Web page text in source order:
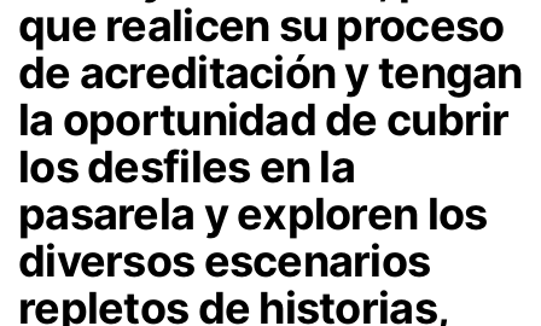
que realicen su proceso
de acreditación y tengan
la oportunidad de cubrir
los desfiles en la
pasarela y exploren los
diversos escenarios
repletos de historias,